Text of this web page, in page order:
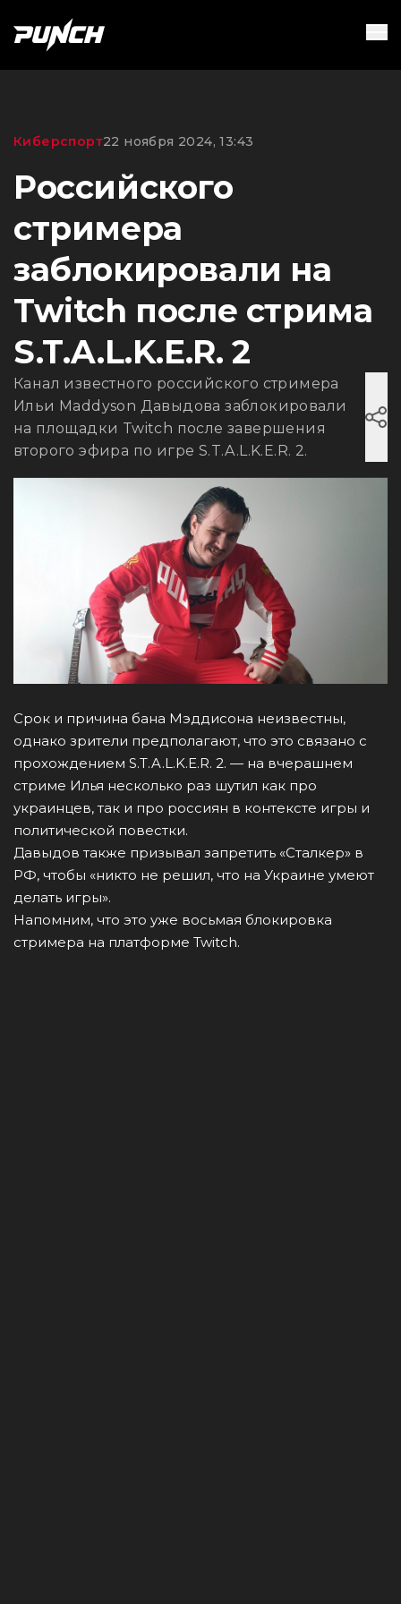
Киберспорт22 ноября 2024, 13:43
Российского
стримера
заблокировали на
Twitch после стрима
S.T.A.L.K.E.R. 2
Канал известного российского стримера
Ильи Maddyson Давыдова заблокировали
на площадки Twitch после завершения
второго эфира по игре S.T.A.L.K.E.R. 2.
Срок и причина бана Мэддисона неизвестны,
однако зрители предполагают, что это связано с
прохождением S.T.A.L.K.E.R. 2. — на вчерашнем
стриме Илья несколько раз шутил как про
украинцев, так и про россиян в контексте игры и
политической повестки.
Давыдов также призывал запретить «Сталкер» в
РФ, чтобы «никто не решил, что на Украине умеют
делать игры».
Напомним, что это уже восьмая блокировка
стримера на платформе Twitch.